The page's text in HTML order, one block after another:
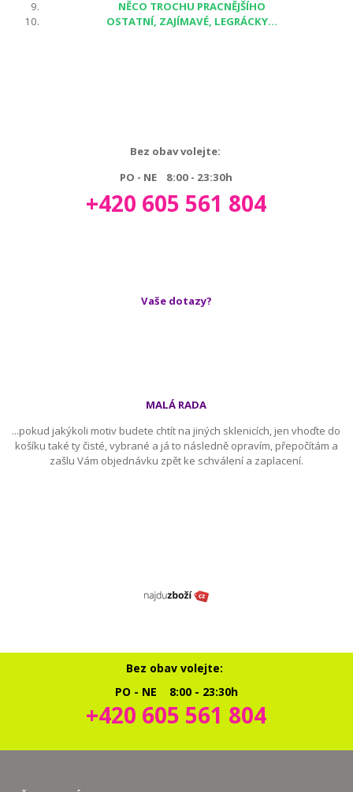
NĚCO TROCHU PRACNĚJŠÍHO
OSTATNÍ, ZAJÍMAVÉ, LEGRÁCKY...
Bez obav volejte:
PO - NE 8:00 - 23:30h
+420 605 561 804
Vaše dotazy?
MALÁ RADA
...pokud jakýkoli motiv budete chtít na jiných sklenicích, jen vhoďte do
košíku také ty čisté, vybrané a já to následně opravím, přepočítám a
zašlu Vám objednávku zpět ke schválení a zaplacení.
Bez obav volejte:
PO - NE 8:00 - 23:30h
+420 605 561 804